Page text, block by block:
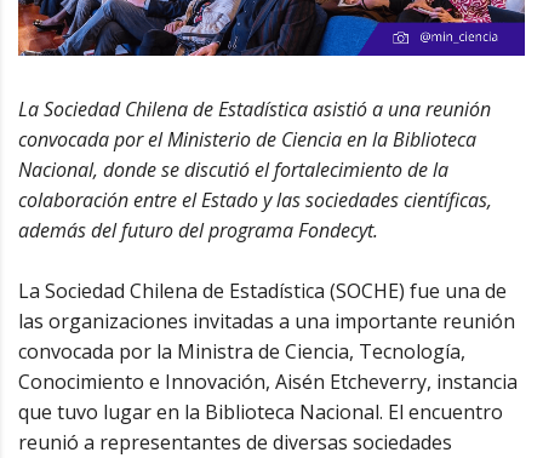
La Sociedad Chilena de Estadística asistió a una reunión
convocada por el Ministerio de Ciencia en la Biblioteca
Nacional, donde se discutió el fortalecimiento de la
colaboración entre el Estado y las sociedades científicas,
además del futuro del programa Fondecyt.
La Sociedad Chilena de Estadística (SOCHE) fue una de
las organizaciones invitadas a una importante reunión
convocada por la Ministra de Ciencia, Tecnología,
Conocimiento e Innovación, Aisén Etcheverry, instancia
que tuvo lugar en la Biblioteca Nacional. El encuentro
reunió a representantes de diversas sociedades